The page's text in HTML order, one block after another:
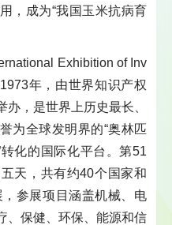
，成为“我国玉米抗病育
Exhibition of Inv
年，由世界知识产权
，是世界上历史最长、
为全球发明界的“奥林匹
化的国际化平台。第51
天，共有约40个国家和
参展项目涵盖机械、电
、保健、环保、能源和信